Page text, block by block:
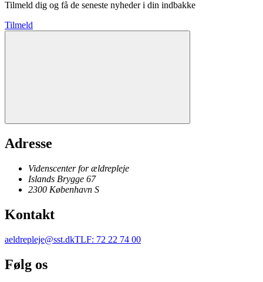
Tilmeld dig og få de seneste nyheder i din indbakke
Tilmeld
Adresse
Videnscenter for ældrepleje
Islands Brygge 67
2300 København S
Kontakt
aeldrepleje@sst.dkTLF: 72 22 74 00
Følg os